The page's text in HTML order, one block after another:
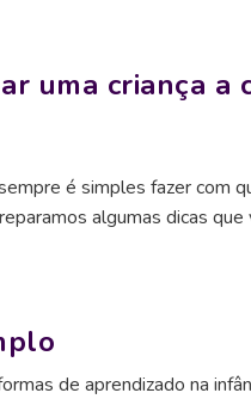
uma criança a
é simples fazer com
algumas dicas
de aprendizado na